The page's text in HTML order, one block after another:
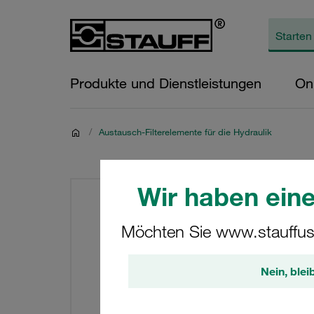
Wir haben
Möchten Sie
Nein,
Produkte und Dienstleistungen
/ Austausch-Filterelemente für die Hydraulik